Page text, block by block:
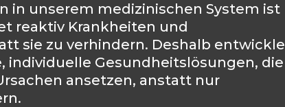
in unserem medizinischen System ist
reaktiv Krankheiten und
sie zu verhindern. Deshalb entwickle
individuelle Gesundheitslösungen, die
ansetzen, anstatt nur